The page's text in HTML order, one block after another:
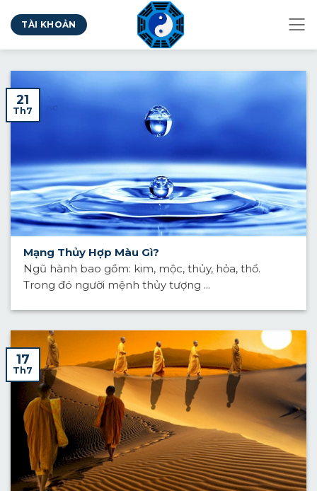
qua
nội
dung
TÀI KHOẢN
Mạng Thủy Hợp Màu Gì?
Ngũ hành bao gồm: kim, mộc, thủy, hỏa, thổ.
Trong đó người mệnh thủy tượng ...
21
Th7
17
Th7